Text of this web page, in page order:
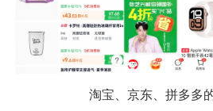
淘宝、京东、拼多多